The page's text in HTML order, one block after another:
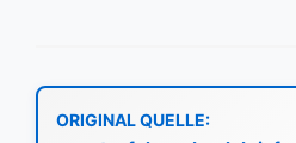
ORIGINAL QUELLE: